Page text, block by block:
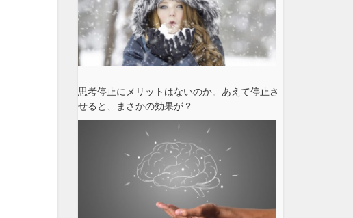
思考停止にメリットはないのか。あえて停止さ
せると、まさかの効果が？